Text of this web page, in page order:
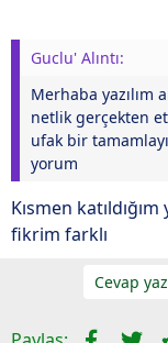
Guclu' Alıntı:
Merhaba yazılım
netlik gerçekten
ufak bir
yorum
Kısmen
fikrim farklı
Cevap